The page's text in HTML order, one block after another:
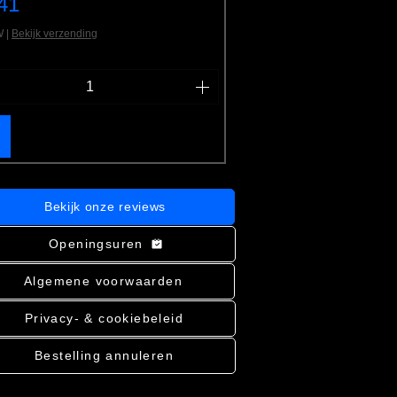
Bekijk verzending
Bekijk onze reviews
Openingsuren
Algemene voorwaarden
Privacy- & cookiebeleid
Bestelling annuleren